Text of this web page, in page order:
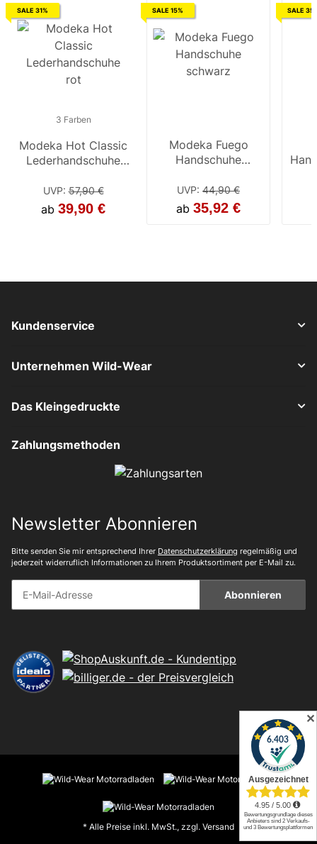
SALE 31%
3 Farben
Modeka Hot Classic
Lederhandschuhe
UVP:57,90 €
ab 39,90 €
Modeka Hot classic
Lederhandschuhe
UVP:57,90 €
ab40,53 €
SALE 15%
Modeka Fuego
Handschuhe
UVP: 44,90 €
ab 35,92 €
SALE
Kundenservice
Unternehmen Wild-Wear
Das Kleingedruckte
Zahlungsmethoden
Newsletter Abonnieren
Bitte senden Sie mir entsprechend Ihrer Datenschutzerklärung regelmäßig und
jederzeit widerruflich Informationen zu Ihrem Produktsortiment per E-Mail zu.
Abonnieren
* Alle Preise inkl. MwSt., zzgl. Versand
✕